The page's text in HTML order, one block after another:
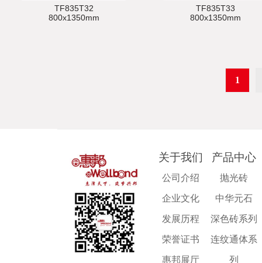
TF835T32
800x1350mm
TF835T33
800x1350mm
1
关于我们
公司介绍
企业文化
发展历程
荣誉证书
惠邦展厅
产品中心
抛光砖
中华元石
深色砖系列
连纹通体系
列